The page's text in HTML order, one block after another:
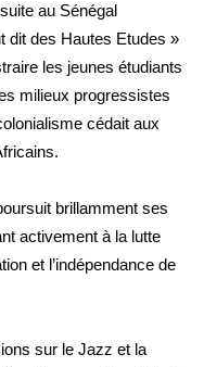
au Sénégal
dit des Hautes Etudes »
les jeunes étudiants
milieux progressistes
cédait aux
brillamment ses
activement à la lutte
et l’indépendance de
sur le Jazz et la